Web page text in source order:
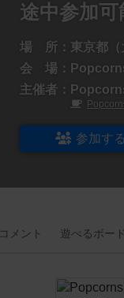
途中参加可
場 所： 東京都（
会 場：
主催者：
参加する
コメント 遊べる ボード